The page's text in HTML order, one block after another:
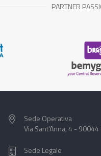
PARTNER
Sede Operativa
Via Sant'Anna, 4 - 90044
Sede Legale